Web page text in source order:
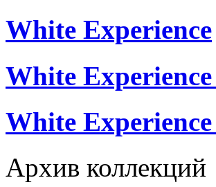
White Experience
White
White
Архив коллекций